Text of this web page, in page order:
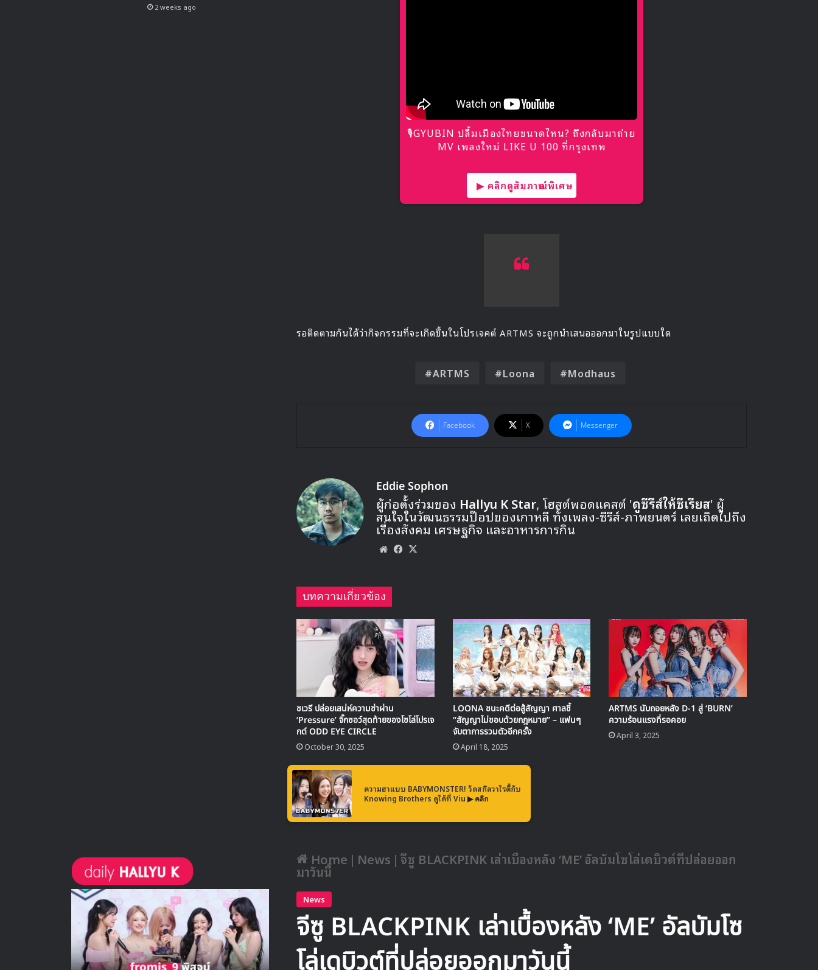
🎙GYUBIN ปลื้มเมืองไทยขนาดไหน? ถึงกลับมาถ่าย
MV เพลงใหม่ LIKE U 100 ที่กรุงเทพ
▶ คลิกดูสัมภาษณ์พิเศษ
รอติดตามกันได้ว่ากิจกรรมที่จะเกิดขึ้นในโปรเจคต์ ARTMS จะถูกนำเสนอออกมาในรูปแบบใด
ARTMS Loona Modhaus
Facebook X Messenger
Eddie Sophon
ผู้ก่อตั้งร่วมของ Hallyu K Star, โฮสต์พอดแคสต์ 'ดูซีรีส์ให้ซีเรียส' ผู้
สนใจในวัฒนธรรมป๊อปของเกาหลี ทั้งเพลง-ซีรีส์-ภาพยนตร์ เลยเถิดไปถึง
เรื่องสังคม เศรษฐกิจ และอาหารการกิน
WebsiteFacebook
บทความเกี่ยวข้อง
ชเวรี ปล่อยเสน่ห์ความซ่าผ่าน
‘Pressure’ จิ๊กซอว์สุดท้ายของโซโล่โปรเจ
กต์ ODD EYE CIRCLE
October 30, 2025
LOONA ชนะคดีต่อสู้สัญญา ศาลชี้
“สัญญาไม่ชอบด้วยกฎหมาย” – แฟนๆ
จับตาการรวมตัวอีกครั้ง
April 18, 2025
ARTMS นับถอยหลัง D-1 สู่ ‘BURN’
ความร้อนแรงที่รอคอย
April 3, 2025
2 weeks ago
ความฮาแบบ BABYMONSTER! วัดสกิลวาไรตี้กับ
Knowing Brothers ดูได้ที่ Viu ▶ คลิก